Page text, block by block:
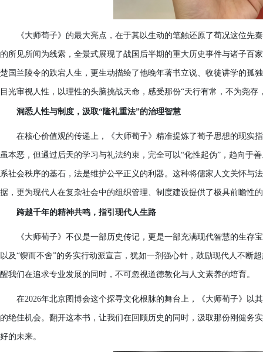
《大师荀子》的最大亮点，在于其以生动的笔触还原了荀况这位
的所见所闻为线索，全景式展现了战国后半期的重大历史事件与诸子百
楚国兰陵令的跌宕人生，更生动描绘了他晚年著书立说、收徒讲学的孤
目光审视人性，以理性的头脑挑战天命，感受那份“天行有常，不为尧存
洞悉人性与制度，汲取“隆礼重法”的治理智慧
在核心价值观的传递上，《大师荀子》精准提炼了荀子思想的现实
虽本恶，但通过后天的学习与礼法约束，完全可以“化性起伪”，趋向
系社会秩序的基石，法是维护公平正义的利器。这种将儒家人文关怀与
据，更为现代人在复杂社会中的组织管理、制度建设提供了极具前瞻性
跨越千年的精神共鸣，指引现代人生路
《大师荀子》不仅是一部历史传记，更是一部充满现代智慧的生存
以及“锲而不舍”的务实行动派宣言，犹如一剂强心针，鼓励现代人不断
醒我们在追求专业发展的同时，不可忽视道德教化与人文素养的培育。
在2026年北京图博会这个探寻文化根脉的舞台上，《大师荀子》以
的绝佳机会。翻开这本书，让我们在回顾历史的同时，汲取那份刚健务
好的未来。